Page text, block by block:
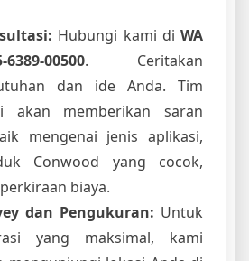
Hubungi kami di WA
6389-00500. Ceritakan
dan ide Anda. Tim
akan memberikan saran
mengenai jenis aplikasi,
Conwood yang cocok,
biaya.
dan Pengukuran: Untuk
yang maksimal, kami